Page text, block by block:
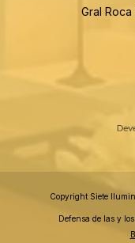
Gral
Copyright Siete
Defensa de las y